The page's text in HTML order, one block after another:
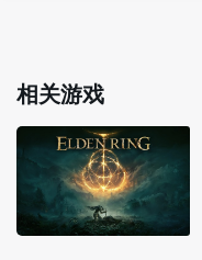
相关游戏